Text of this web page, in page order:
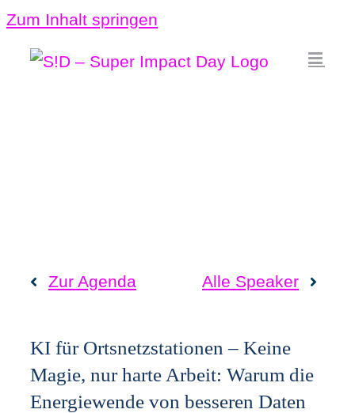
Zum Inhalt springen
Zur Agenda Alle Speaker
KI für Ortsnetzstationen – Keine
Magie, nur harte Arbeit: Warum die
Energiewende von besseren Daten